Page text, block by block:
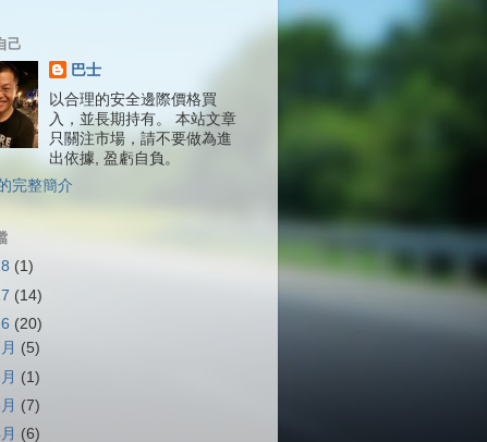
己
巴士
以合理的安全邊際價格買
入，並長期持有。 本站文章
只關注市場，請不要做為進
出依據, 盈虧自負。
完整簡介
(1)
(14)
(20)
(5)
(1)
(7)
(6)